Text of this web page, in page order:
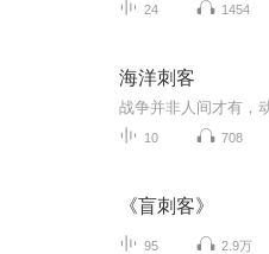
24 1454
海洋刺客
10 708
《盲刺客》
95 2.9万